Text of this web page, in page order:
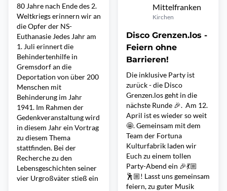
80 Jahre nach Ende des 2.
Weltkriegs erinnern wir an
die Opfer der NS-
Euthanasie Jedes Jahr am
1. Juli erinnert die
Behindertenhilfe in
Gremsdorf an die
Deportation von über 200
Menschen mit
Behinderung im Jahr
1941. Im Rahmen der
Gedenkveranstaltung wird
in diesem Jahr ein Vortrag
zu diesem Thema
stattfinden. Bei der
Recherche zu den
Lebensgeschichten seiner
vier Urgroßväter stieß ein
Mittelfranken
Kirchen
Disco Grenzen.los -
Feiern ohne
Barrieren!
Die inklusive Party ist
zurück - die Disco
Grenzen.los geht in die
nächste Runde 🎉. Am 12.
April ist es wieder so weit
🤩. Gemeinsam mit dem
Team der Fortuna
Kulturfabrik laden wir
Euch zu einem tollen
Party-Abend ein 🎉💃🏼
🕺🏼! Lasst uns gemeinsam
feiern, zu guter Musik